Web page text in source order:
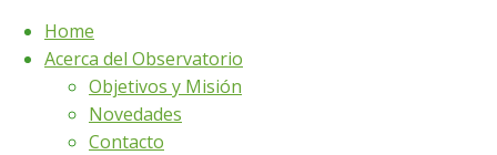
content
Home
Acerca del Observatorio
Objetivos y Misión
Novedades
Contacto
Home
Región del Espinal (abril 2022 – septiembre
2022)